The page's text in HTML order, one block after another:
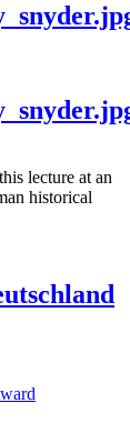
lecture at an
historical